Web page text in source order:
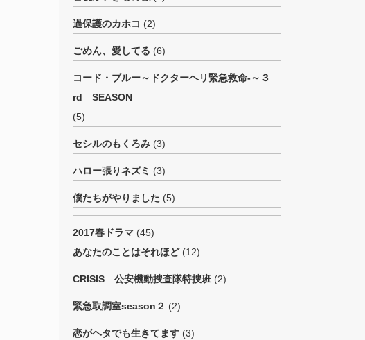
過保護のカホコ (2)
ごめん、愛してる (6)
コード・ブルー～ドクターヘリ緊急救命-～３
rd SEASON
(5)
セシルのもくろみ (3)
ハロー張りネズミ (3)
僕たちがやりました (5)
2017春ドラマ (45)
あなたのことはそれほど(12)
CRISIS 公安機動捜査隊特捜班 (2)
緊急取調室season２ (2)
恋がヘタでも生きてます (3)